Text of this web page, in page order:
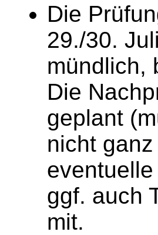
Die
29./30.
mündlich,
Die
geplant
nicht
ggf. auch
mit.